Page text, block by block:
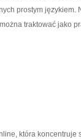
prostym językiem.
traktować jako
która koncentruje